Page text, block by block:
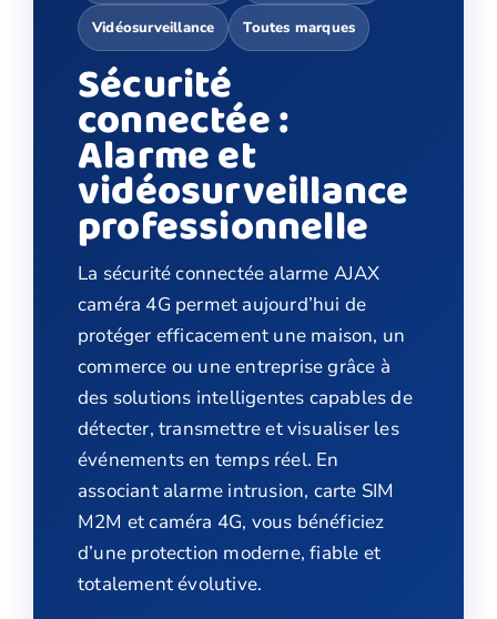
Vidéosurveillance Toutes marques
Sécurité
connectée :
Alarme et
vidéosurveillance
professionnelle
La sécurité connectée alarme AJAX
caméra 4G permet aujourd’hui de
protéger efficacement une maison, un
commerce ou une entreprise grâce à
des solutions intelligentes capables de
détecter, transmettre et visualiser les
événements en temps réel. En
associant alarme intrusion, carte SIM
M2M et caméra 4G, vous bénéficiez
d’une protection moderne, fiable et
totalement évolutive.